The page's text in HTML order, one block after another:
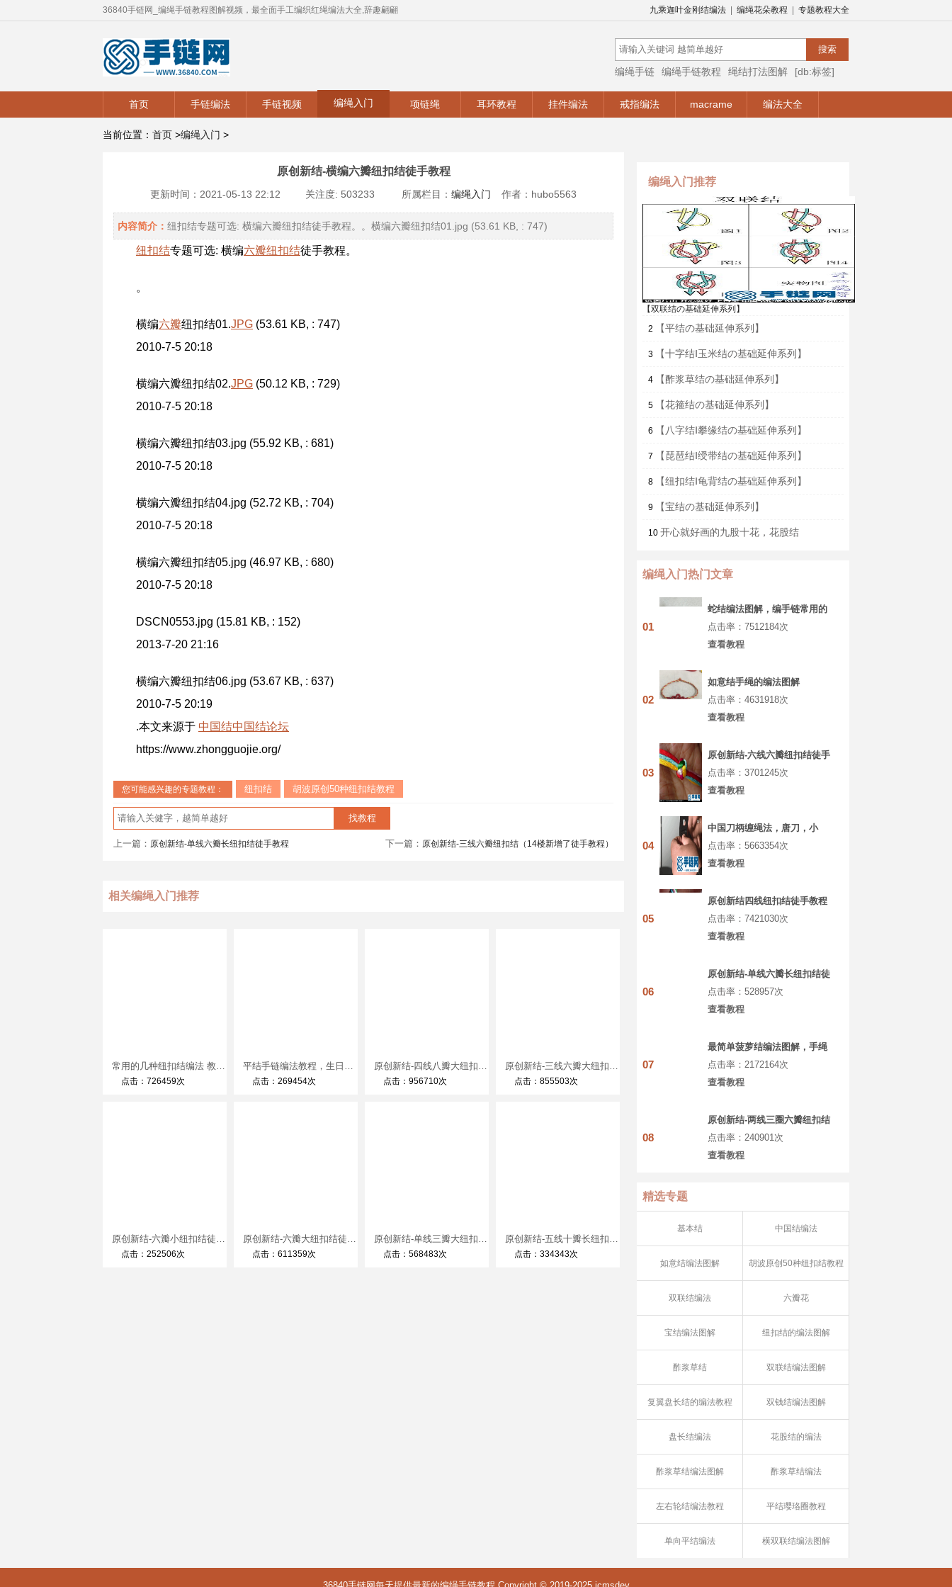
九乘迦叶金刚结编法 编绳花朵教程 专题教程大全
36840手链网_编绳手链教程图解视频，最全面手工编织红绳编法大全,辞趣翩翩
编绳手链 编绳手链教程 绳结打法图解
[db:标签]
首页
手链编法 手链视频 编绳入门 项链绳 耳环教程 挂件编法 戒指编法 macrame 编法大全
当前位置： 首页 >编绳入门 >
编绳入门推荐
【双联结の基础延伸系列】
2
【平结の基础延伸系列】
3 【十字结Ⅰ玉米结の基础延伸系列】
4 【酢浆草结の基础延伸系列】
5 【花箍结の基础延伸系列】
6 【八字结Ⅰ攀缘结の基础延伸系列】
7 【琵琶结Ⅰ绶带结の基础延伸系列】
8 【纽扣结Ⅰ龟背结の基础延伸系列】
9 【宝结の基础延伸系列】
10 开心就好画的九股十花，花股结
编绳入门热门文章
01
蛇结编法图解，编手链常用的
基本结教程
点击率：7512184次
查看教程
02
如意结手绳的编法图解
点击率：4631918次
查看教程
03
原创新结-六线六瓣纽扣结徒手
教程
点击率：3701245次
查看教程
04
中国刀柄缠绳法，唐刀，小
刀，菜刀都能通用的缠法教程
大全
点击率：5663354次
查看教程
05
原创新结四线纽扣结徒手教程
点击率：7421030次
查看教程
06
原创新结-单线六瓣长纽扣结徒
手教程
点击率：528957次
查看教程
07
最简单菠萝结编法图解，手绳
菠萝扣教程做法
点击率：2172164次
查看教程
08
原创新结-两线三圈六瓣纽扣结
徒手教程
点击率：240901次
查看教程
精选专题
基本结 中国结编法
如意结编法图解 胡波原创50种纽扣结教程
双联结编法 六瓣花
宝结编法图解 纽扣结的编法图解
酢浆草结 双联结编法图解
复翼盘长结的编法教程 双钱结编法图解
盘长结编法 花股结的编法
酢浆草结编法图解 酢浆草结编法
左右轮结编法教程 平结璎珞圈教程
单向平结编法 横双联结编法图解
原创新结-横编六瓣纽扣结徒手教程
更新时间：2021-05-13 22:12 关注度: 503233 所属栏目： 编绳入门 作者：hubo5563
内容简介： 纽扣结专题可选: 横编六瓣纽扣结徒手教程。。横编六瓣纽扣结01.jpg (53.61 KB, : 747)
纽扣结专题可选: 横编六瓣纽扣结徒手教程。
。
横编六瓣纽扣结01.JPG (53.61 KB, : 747)
2010-7-5 20:18
横编六瓣纽扣结02.JPG (50.12 KB, : 729)
2010-7-5 20:18
横编六瓣纽扣结03.jpg (55.92 KB, : 681)
2010-7-5 20:18
横编六瓣纽扣结04.jpg (52.72 KB, : 704)
2010-7-5 20:18
横编六瓣纽扣结05.jpg (46.97 KB, : 680)
2010-7-5 20:18
DSCN0553.jpg (15.81 KB, : 152)
2013-7-20 21:16
横编六瓣纽扣结06.jpg (53.67 KB, : 637)
2010-7-5 20:19
.本文来源于 中国结中国结论坛
https://www.zhongguojie.org/
您可能感兴趣的专题教程： 纽扣结 胡波原创50种纽扣结教程
上一篇： 原创新结-单线六瓣长纽扣结徒手教程 下一篇： 原创新结-三线六瓣纽扣结（14楼新增了徒手教程）
相关编绳入门推荐
常用的几种纽扣结编法 教你编漂亮的纽扣结红绳手链
点击：726459次
平结手链编法教程，生日礼品手工制作方法
点击：269454次
原创新结-四线八瓣大纽扣结徒手教程
点击：956710次
原创新结-三线六瓣大纽扣结徒手教程
点击：855503次
原创新结-六瓣小纽扣结徒手教程
点击：252506次
原创新结-六瓣大纽扣结徒手教程
点击：611359次
原创新结-单线三瓣大纽扣结徒手教程
点击：568483次
原创新结-五线十瓣长纽扣结徒手教程
点击：334343次